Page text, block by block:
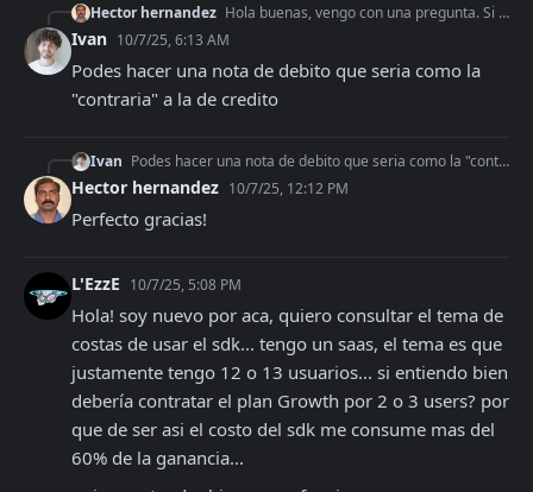
Hector hernandez Hola buenas, vengo con una pregunta. Si hice una factura de por ejemplo monto gravado 100, monto iva 21. Y luego hago mal una nota de credito, cargando monto ex
Ivan 10/7/25, 6:13 AM
Podes hacer una nota de debito que seria como la
"contraria" a la de credito
Ivan Podes hacer una nota de debito que seria como la "contraria" a la de credito
Hector hernandez 10/7/25, 12:12 PM
Perfecto gracias!
L'EzzE 10/7/25, 5:08 PM
Hola! soy nuevo por aca, quiero consultar el tema de
costas de usar el sdk... tengo un saas, el tema es que
justamente tengo 12 o 13 usuarios... si entiendo bien
debería contratar el plan Growth por 2 o 3 users? por
que de ser asi el costo del sdk me consume mas del
60% de la ganancia...